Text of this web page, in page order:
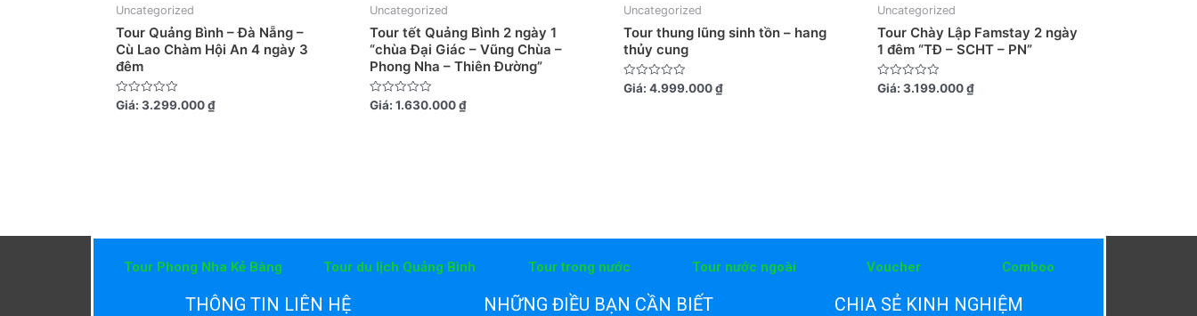
Uncategorized
Tour Quảng Bình – Đà Nẵng –
Cù Lao Chàm Hội An 4 ngày 3
đêm
Được
Giá: 3.299.000₫
Uncategorized
Tour tết Quảng Bình 2 ngày 1
“chùa Đại Giác – Vũng Chùa –
Phong Nha – Thiên Đường”
Được
Giá: 1.630.000₫
Uncategorized
Tour thung lũng sinh tồn – hang
thủy cung
Được
Giá: 4.999.000₫
Uncategorized
Tour Chày Lập Famstay 2 ngày
1 đêm “TĐ – SCHT – PN”
Được
Giá: 3.199.000₫
Tour Phong Nha Kẻ Bàng Tour du lịch Quảng Bình Tour trong nước Tour nước ngoài Voucher Comboo
THÔNG TIN LIÊN HỆ NHỮNG ĐIỀU BẠN CẦN BIẾT CHIA SẺ KINH NGHIỆM